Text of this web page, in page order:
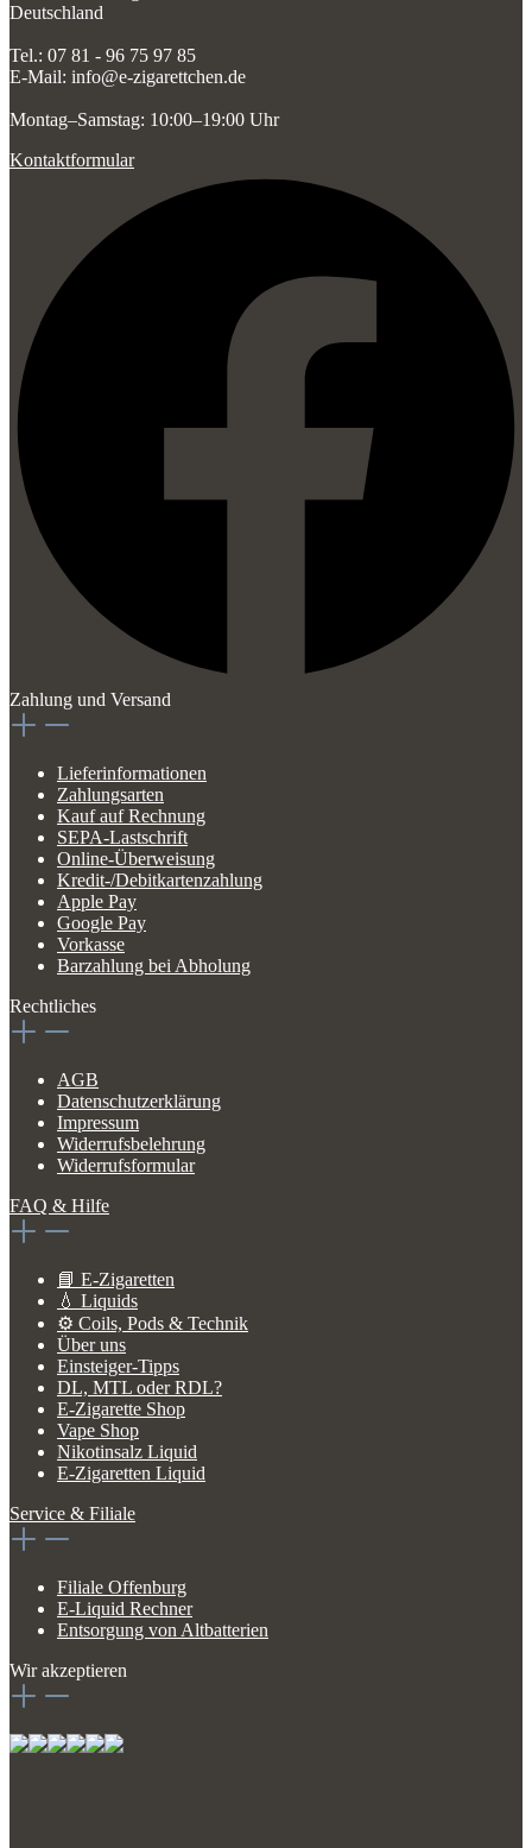
Deutschland
Tel.: 07 81 - 96 75 97 85
E-Mail: info@e-zigarettchen.de
Montag–Samstag: 10:00–19:00 Uhr
Kontaktformular
Zahlung und Versand
Lieferinformationen
Zahlungsarten
Kauf auf Rechnung
SEPA-Lastschrift
Online-Überweisung
Kredit-/Debitkartenzahlung
Apple Pay
Google Pay
Vorkasse
Barzahlung bei Abholung
Rechtliches
AGB
Datenschutzerklärung
Impressum
Widerrufsbelehrung
Widerrufsformular
FAQ & Hilfe
📘 E-Zigaretten
💧 Liquids
⚙️ Coils, Pods & Technik
Über uns
Einsteiger-Tipps
DL, MTL oder RDL?
E-Zigarette Shop
Vape Shop
Nikotinsalz Liquid
E-Zigaretten Liquid
Service & Filiale
Filiale Offenburg
E-Liquid Rechner
Entsorgung von Altbatterien
Wir akzeptieren